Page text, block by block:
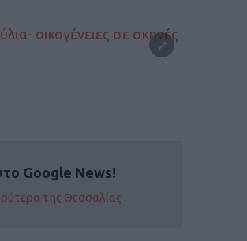
Google News!
της Θεσσαλίας